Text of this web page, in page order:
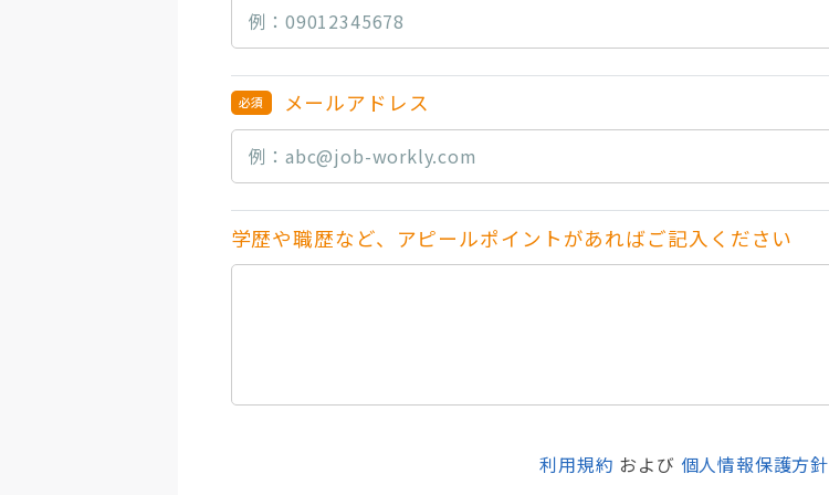
メールアドレス
学歴や職歴など、アピールポイントがあればご記入ください
利用規約 および 個人情報保護方針